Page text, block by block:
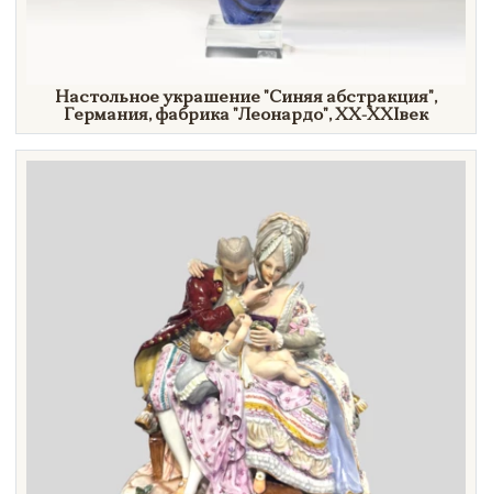
Настольное украшение"Синяя абстракция",
Германия, фабрика"Леонардо",XX-XXIвек